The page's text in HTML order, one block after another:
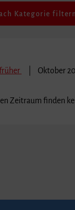
Kategorie filtern
Oktober
Zeitraum finden